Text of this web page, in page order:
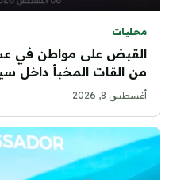
محليات
من القات المخبأ داخل
أغسطس 8, 2026